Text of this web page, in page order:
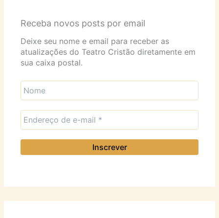
Receba novos posts por email
Deixe seu nome e email para receber as
atualizações do Teatro Cristão diretamente em
sua caixa postal.